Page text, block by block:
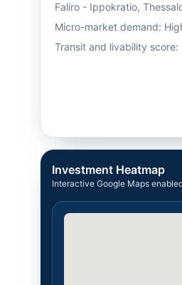
Faliro - Ippokratio,
Micro-market demand:
Transit and livability score:
Investment Heatmap
Interactive Google Maps